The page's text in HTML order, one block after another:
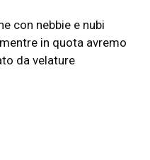
con nebbie e nubi
in quota avremo
da velature